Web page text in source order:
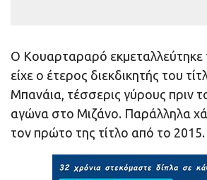
Ο Κουαρταραρό εκμεταλλεύτηκε
είχε ο έτερος διεκδικητής του
Μπανάια, τέσσερις γύρους πριν
αγώνα στο Μιζάνο. Παράλληλα
τον πρώτο της τίτλο από το 2015.